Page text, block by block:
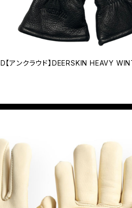
アンクラウド】DEERSKIN HEAVY